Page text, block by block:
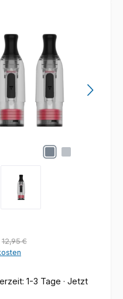
12,95 €
1-3 Tage · Jetzt